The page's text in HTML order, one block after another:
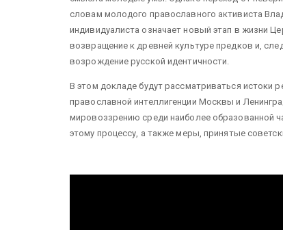
словам молодого православного активиста
индивидуалиста означает новый этап в жизни
возвращение к древней культуре предков и,
возрождение русской идентичности.
В этом докладе будут рассматриваться истоки
православной интеллигенции Москвы и
мировоззрению среди наиболее образованной
этому процессу, а также меры, принятые